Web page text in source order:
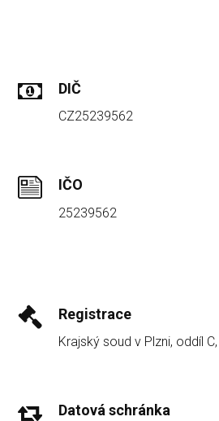
DIČ
CZ25239562
IČO
25239562
Registrace
Krajský soud v Plzni, oddíl
Datová schránka